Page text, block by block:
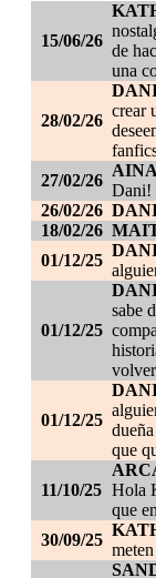
15/06/26
de
una
28/02/26
crear
27/02/26
Dani!
26/02/26
18/02/26
01/12/25
01/12/25
sabe
01/12/25
que
11/10/25 Hola
que
30/09/25